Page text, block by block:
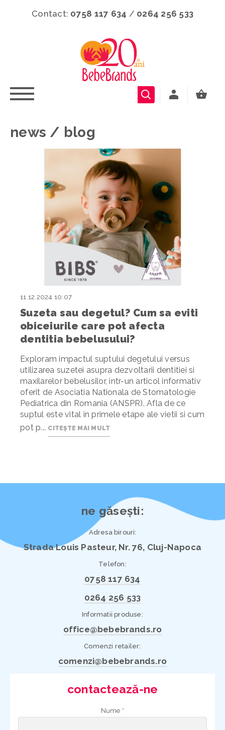
Contact: 0758 117 634 / 0264 256 533
news / blog
Suzeta sau degetul? Cum sa eviti
obiceiurile care pot afecta
dentitia bebelusului?
11.12.2024 10:07
Exploram impactul suptului degetului versus
utilizarea suzetei asupra dezvoltarii dentitiei si
maxilarelor bebelusilor, intr-un articol informativ
oferit de Asociatia Nationala de Stomatologie
Pediatrica din Romania (ANSPR). Afla de ce
suptul este vital in primele etape ale vietii si cum
pot p... CITEȘTE MAI MULT
ne găsești:
Adresa birouri:
Strada Louis Pasteur, Nr. 76, Cluj-Napoca
Telefon:
0758 117 634
0264 256 533
Informatii produse:
office@bebebrands.ro
Comenzi retailer:
comenzi@bebebrands.ro
contactează-ne
Nume *